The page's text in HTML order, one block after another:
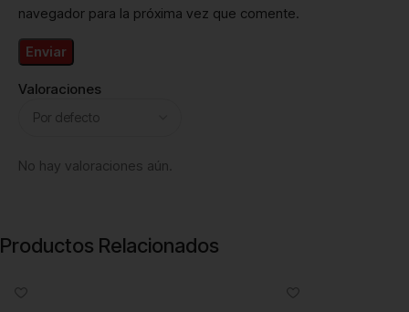
Valoraciones
No hay valoraciones aún.
navegador para la próxima vez que comente.
Productos Relacionados